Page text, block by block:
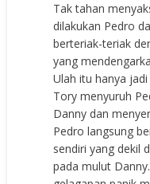
Tak tahan
dilakukan Pedro
berteriak-teriak
yang
Ulah itu hanya
Tory menyuruh
Danny dan
Pedro langsung
sendiri yang dekil
pada mulut